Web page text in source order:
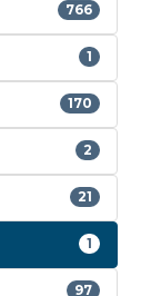
766
1
170
2
21
1
97